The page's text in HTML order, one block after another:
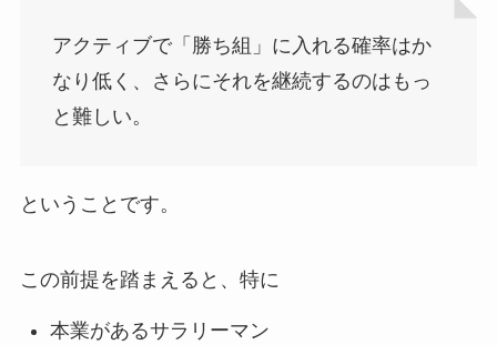
アクティブで「勝ち組」に入れる確率はか
なり低く、さらにそれを継続するのはもっ
と難しい。
ということです。
この前提を踏まえると、特に
本業があるサラリーマン